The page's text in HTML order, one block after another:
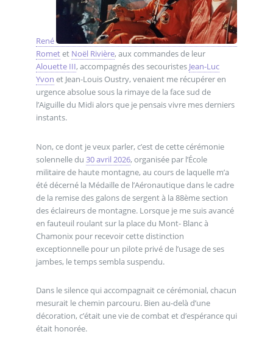
René
Rometet Noël Rivière, aux commandes de leur
Alouette III, accompagnés des secouristes Jean-Luc
Yvon et Jean-Louis Oustry, venaient me récupérer en
urgence absolue sous la rimaye de la face sud de
l’Aiguille du Midi alors que je pensais vivre mes derniers
instants.
Non, ce dont je veux parler, c’est de cette cérémonie
solennelle du 30 avril 2026, organisée par l’École
militaire de haute montagne, au cours de laquelle m’a
été décerné la Médaille de l’Aéronautique dans le cadre
de la remise des galons de sergent à la 88ème section
des éclaireurs de montagne. Lorsque je me suis avancé
en fauteuil roulant sur la place du Mont- Blanc à
Chamonix pour recevoir cette distinction
exceptionnelle pour un pilote privé de l’usage de ses
jambes, le temps sembla suspendu.
Dans le silence qui accompagnait ce cérémonial, chacun
mesurait le chemin parcouru. Bien au-delà d’une
décoration, c’était une vie de combat et d’espérance qui
était honorée.